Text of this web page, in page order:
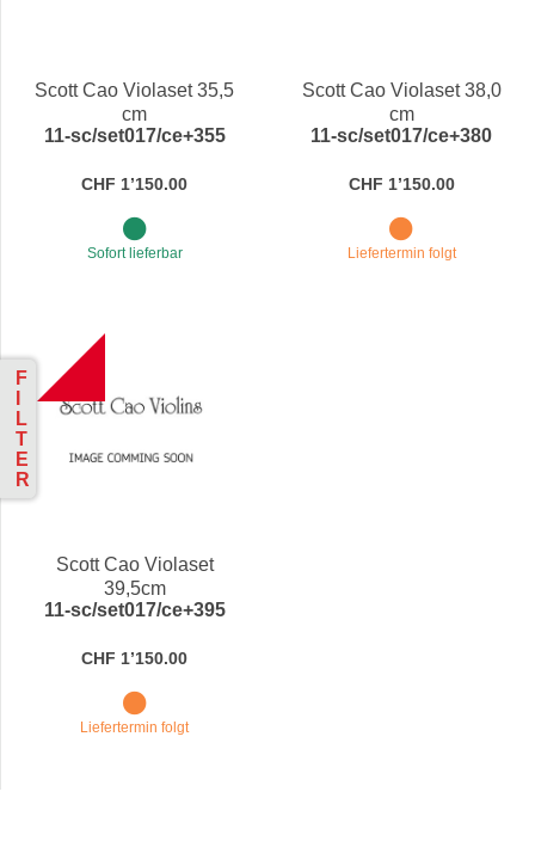
F
L
T
E
R
Scott Cao Violaset 35,5
cm
11-sc/set017/ce+355
CHF 1’150.00
Sofort lieferbar
Scott Cao Violaset 38,0
cm
11-sc/set017/ce+380
CHF 1’150.00
Liefertermin folgt
Scott Cao Violaset
39,5cm
11-sc/set017/ce+395
CHF 1’150.00
Liefertermin folgt